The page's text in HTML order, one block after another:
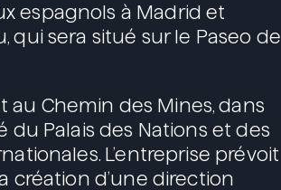
espagnols à Madrid et
qui sera situé sur le Paseo de
au Chemin des Mines, dans
du Palais des Nations et des
L’entreprise prévoit
création d’une direction